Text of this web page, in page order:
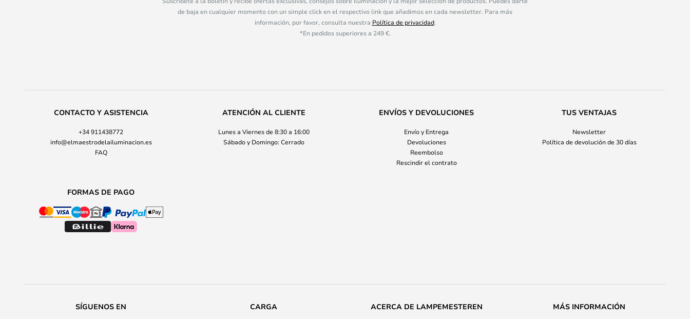
de baja en cualquier momento con un simple click en el respectivo link que añadimos en cada newsletter. Para más
información, por favor, consulta nuestra Política de privacidad.
*En pedidos superiores a 249 €.
CONTACTO Y ASISTENCIA
+34 911438772
info@elmaestrodelailuminacion.es
FAQ
ATENCIÓN AL CLIENTE
Lunes a Viernes de 8:30 a 16:00
Sábado y Domingo: Cerrado
ENVÍOS Y DEVOLUCIONES
Envío y Entrega
Devoluciones
Reembolso
Rescindir el contrato
TUS VENTAJAS
Newsletter
Política de devolución de 30 días
FORMAS DE PAGO
SÍGUENOS EN CARGA ACERCA DE LAMPEMESTEREN MÁS INFORMACIÓN